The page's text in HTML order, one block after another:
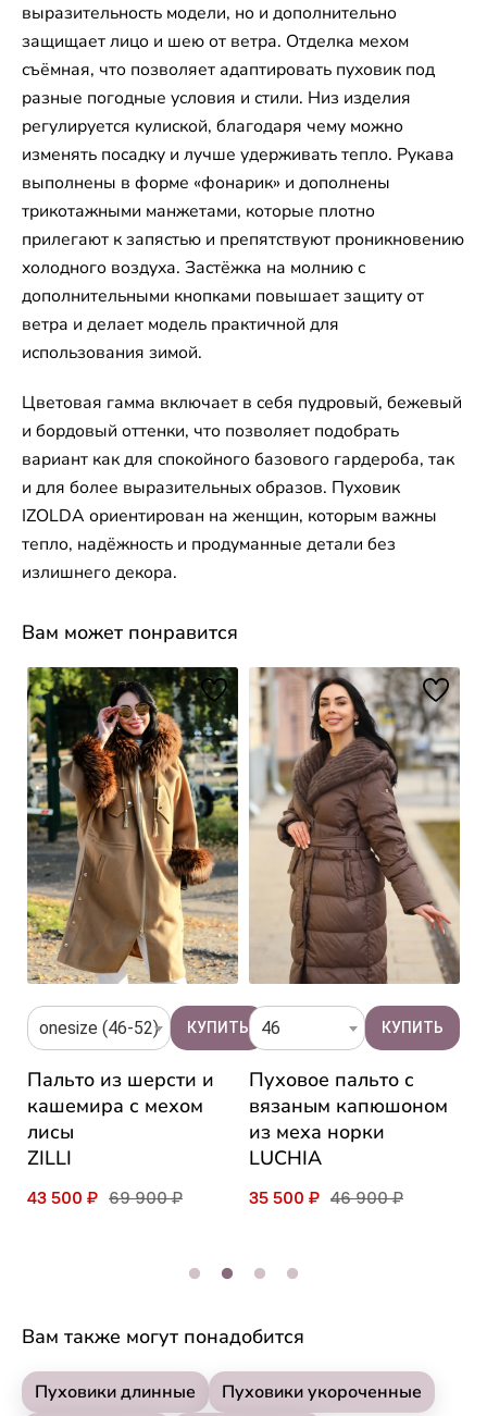
выразительность модели, но и дополнительно
защищает лицо и шею от ветра. Отделка мехом
съёмная, что позволяет адаптировать пуховик под
разные погодные условия и стили. Низ изделия
регулируется кулиской, благодаря чему можно
изменять посадку и лучше удерживать тепло. Рукава
выполнены в форме «фонарик» и дополнены
трикотажными манжетами, которые плотно
прилегают к запястью и препятствуют проникновению
холодного воздуха. Застёжка на молнию с
дополнительными кнопками повышает защиту от
ветра и делает модель практичной для
использования зимой.
Цветовая гамма включает в себя пудровый, бежевый
и бордовый оттенки, что позволяет подобрать
вариант как для спокойного базового гардероба, так
и для более выразительных образов. Пуховик
IZOLDA ориентирован на женщин, которым важны
тепло, надёжность и продуманные детали без
излишнего декора.
Вам может понравится
onesize (46-52)
Пальто из шерсти и
кашемира с мехом
лисы
ZILLI
43 500 ₽ 69 900 ₽
46
Пуховое пальто с
вязаным капюшоном
из меха норки
LUCHIA
35 500 ₽ 46 900 ₽
Вам также могут понадобится
Пуховики длинные
Пуховики укороченные